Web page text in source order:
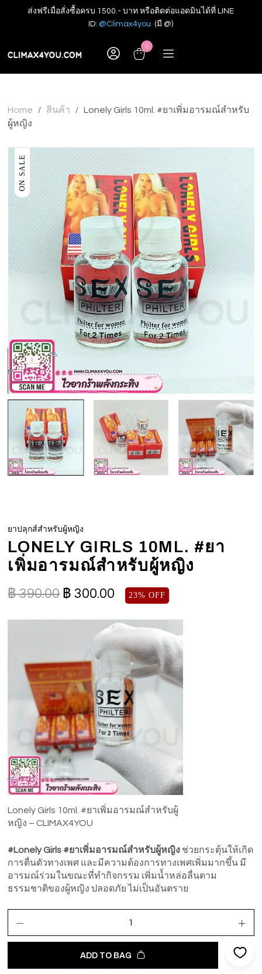
ส่งฟรีเมื่อสั่งซื้อครบ 1500.- บาท หรือติดต่อแอดมินได้ที่ LINE
ID: @Climax4you (มี @)
0
Home / สินค้า /
Lonely Girls 10ml. #ยาเพิ่มอารมณ์สำหรับ
ผู้หญิง
ON SALE
ยาปลุกส์สำหรับผู้หญิง
LONELY GIRLS 10ML. #ยา
เพิ่มอารมณ์สำหรับผู้หญิง
฿390.00 ฿ 300.00 23% OFF
Lonely Girls 10ml. #ยาเพิ่มอารมณ์สำหรับผู้
หญิง – CLIMAX4YOU
#Lonely Girls #ยาเพิ่มอารมณ์สำหรับผู้หญิง ช่วยกระตุ้นให้เกิด
การตื่นตัวทางเพศ และมีความต้องการทางเพศเพิ่มมากขึ้น มี
อารมณ์ร่วมในขณะที่ทำกิจกรรม เพิ่มน้ำหล่อลื่นตาม
ธรรมชาติของผู้หญิง ปลอดภัย ไม่เป็นอันตราย
ADD TO BAG